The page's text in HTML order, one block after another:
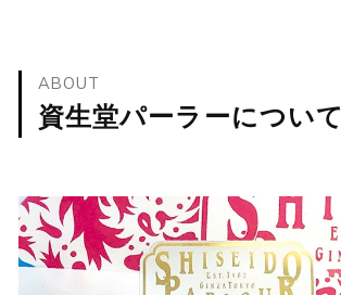
ABOUT
資生堂パーラーについて